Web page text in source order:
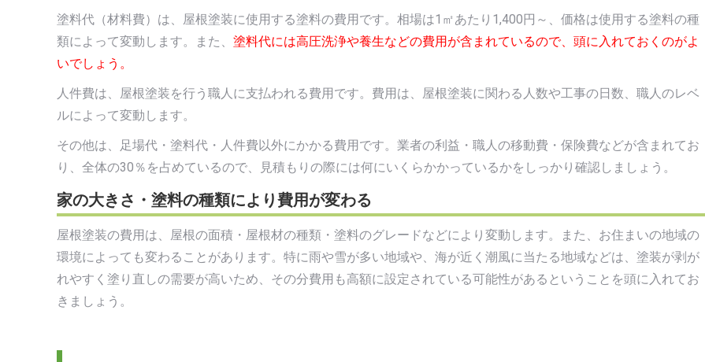
塗料代（材料費）は、屋根塗装に使用する塗料の費用です。相場は1㎡あたり1,400円～、価格は使用する塗料の種
類によって変動します。また、 塗料代には高圧洗浄や養生などの費用が含まれているので、頭に入れておくのがよ
いでしょう。
人件費は、屋根塗装を行う職人に支払われる費用です。費用は、屋根塗装に関わる人数や工事の日数、職人のレベ
ルによって変動します。
その他は、足場代・塗料代・人件費以外にかかる費用です。業者の利益・職人の移動費・保険費などが含まれてお
り、全体の30％を占めているので、見積もりの際には何にいくらかかっているかをしっかり確認しましょう。
家の大きさ・塗料の種類により費用が変わる
屋根塗装の費用は、屋根の面積・屋根材の種類・塗料のグレードなどにより変動します。また、お住まいの地域の
環境によっても変わることがあります。特に雨や雪が多い地域や、海が近く潮風に当たる地域などは、塗装が剥が
れやすく塗り直しの需要が高いため、その分費用も高額に設定されている可能性があるということを頭に入れてお
きましょう。